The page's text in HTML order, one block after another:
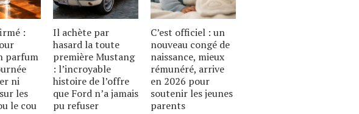
:
parfum
ni
les
le cou
Il achète par
hasard la toute
première Mustang
: l’incroyable
histoire de l’offre
que Ford n’a jamais
pu refuser
C’est officiel : un
nouveau congé de
naissance, mieux
rémunéré, arrive
en 2026 pour
soutenir les jeunes
parents